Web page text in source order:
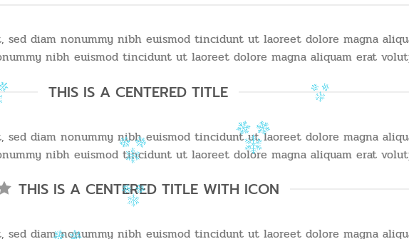
diam nonummy nibh euismod tincidunt ut laoreet dolore magna
nibh euismod tincidunt ut laoreet dolore magna aliquam erat
THIS IS A CENTERED TITLE
diam nonummy nibh euismod tincidunt ut laoreet dolore magna
nibh euismod tincidunt ut laoreet dolore magna aliquam erat
THIS IS A CENTERED TITLE WITH ICON
diam nonummy nibh euismod tincidunt ut laoreet dolore magna